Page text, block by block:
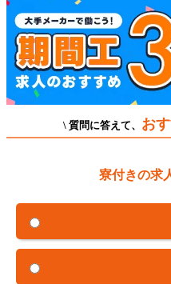
\ 質問に答えて、 お
寮付きの求